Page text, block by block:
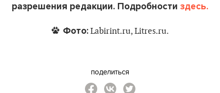
разрешения редакции. Подробности здесь.
Фото:Labirint.ru, Litres.ru.
поделиться